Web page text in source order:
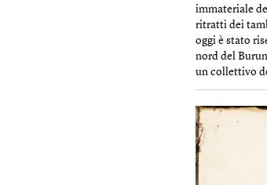
immateriale
ritratti dei
oggi è stato
nord del
un collettivo